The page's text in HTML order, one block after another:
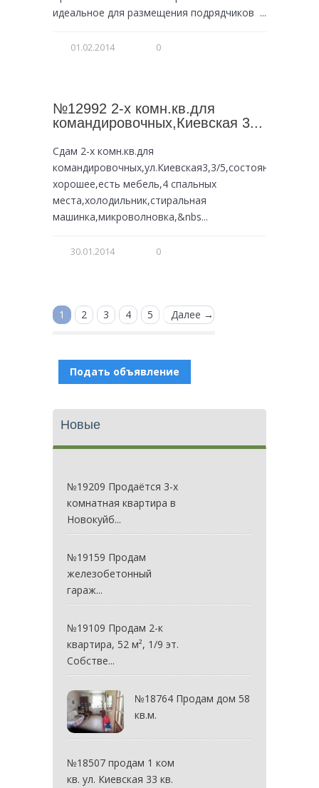
идеальное для размещения подрядчиков ...
01.02.2014 0
№12992 2-х комн.кв.для
командировочных,Киевская 3...
Сдам 2-х комн.кв.для
командировочных,ул.Киевская3,3/5,состояние
хорошее,есть мебель,4 спальных
места,холодильник,стиральная
машинка,микроволновка,&nbs...
30.01.2014 0
1 2 3 4 5 Далее →
Подать объявление
Новые
№19209 Продаётся 3-х
комнатная квартира в
Новокуйб...
№19159 Продам
железобетонный
гараж...
№19109 Продам 2-к
квартира, 52 м², 1/9 эт.
Собстве...
№18764 Продам дом 58
кв.м.
№18507 продам 1 ком
кв. ул. Киевская 33 кв.